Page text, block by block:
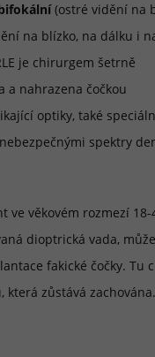
(ostré vidění na
na blízko, na dálku i
je chirurgem šetrně
a nahrazena čočkou
optiky, také
spektry
ve věkovém rozmezí
dioptrická vada,
fakické čočky. Tu
která zůstává